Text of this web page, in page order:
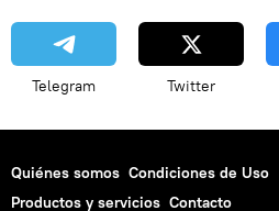
Telegram Twitter
Quiénes somos Condiciones de Uso
Productos y servicios Contacto